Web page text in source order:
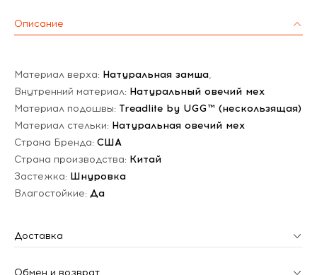
Описание
Материал верха: Натуральная замша,
Внутренний материал: Натуральный овечий мех
Материал подошвы: Treadlite by UGG™ (нескользящая)
Материал стельки: Натуральная овечий мех
Страна Бренда: США
Страна производства: Китай
Застежка: Шнуровка
Влагостойкие: Да
Доставка
Обмен и возврат